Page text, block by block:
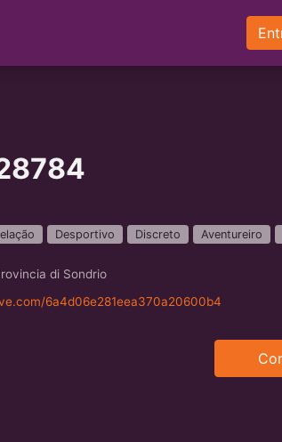
Desportivo Discreto Aventureiro
di Sondrio
6a4d06e281eea370a20600b4